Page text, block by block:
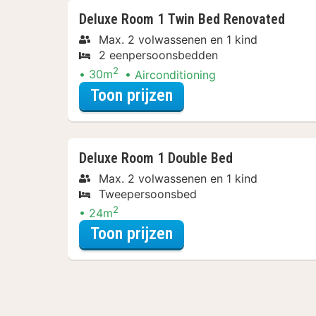
Deluxe Room 1 Twin Bed Renovated
Max. 2 volwassenen en 1 kind
2 eenpersoonsbedden
30m2 Airconditioning
Toon prijzen
Deluxe Room 1 Double Bed
Max. 2 volwassenen en 1 kind
Tweepersoonsbed
24m2
Toon prijzen